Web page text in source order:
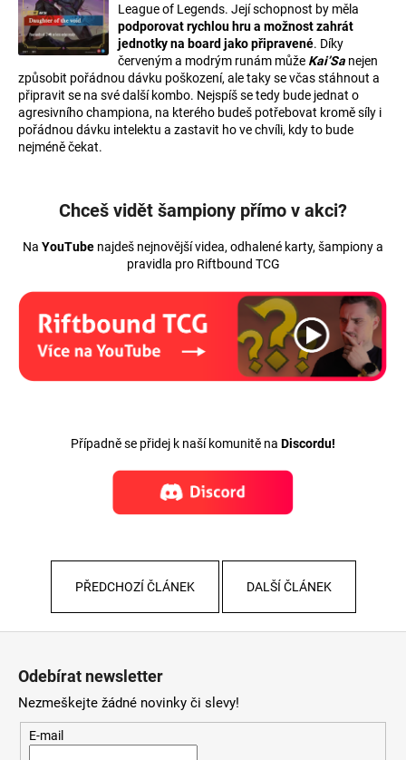
League of Legends. Její schopnost by měla
podporovat rychlou hru a možnost zahrát
jednotky na board jako připravené. Díky
červenýma modrým runám může Kai’Sa nejen
způsobit pořádnou dávku poškození, ale taky se včas stáhnout a
připravit se na své další kombo. Nejspíš se tedy bude jednat o
agresivního championa, na kterého budeš potřebovat kromě síly i
pořádnou dávku intelektu a zastavit ho ve chvíli, kdy to bude
nejméně čekat.
Chceš vidět šampiony přímo v akci?
Na YouTube najdeš nejnovější videa, odhalené karty, šampiony a
pravidla pro Riftbound TCG
Případně se přidej k naší komunitě na Discordu!
PŘEDCHOZÍ ČLÁNEK DALŠÍ ČLÁNEK
Odebírat newsletter
Nezmeškejte žádné novinky či slevy!
E-mail